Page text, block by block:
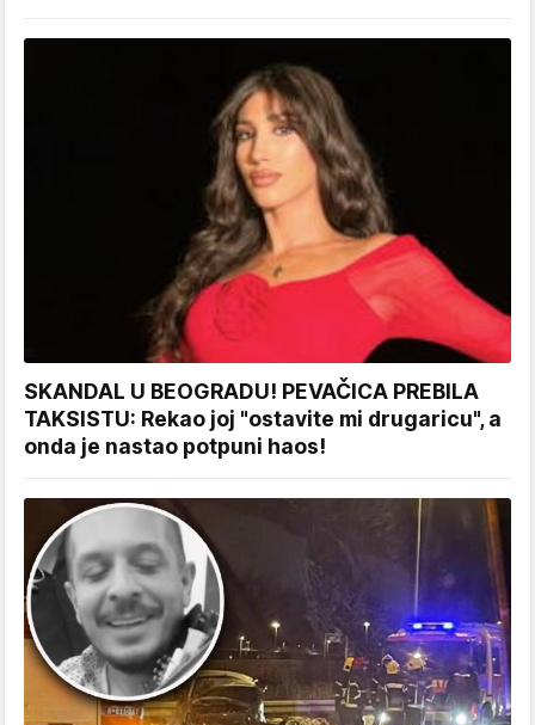
SKANDAL U BEOGRADU! PEVAČICA PREBILA
TAKSISTU: Rekao joj "ostavite mi drugaricu", a
onda je nastao potpuni haos!